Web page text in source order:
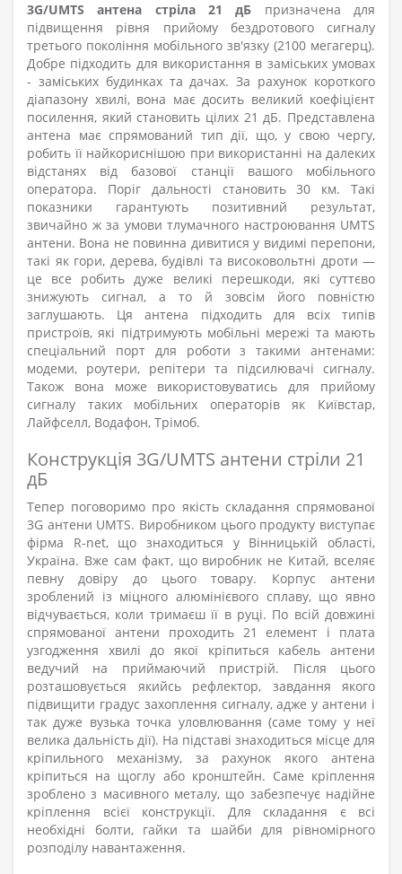
3G/UMTS антена стріла 21 дБ
призначена для
підвищення рівня прийому бездротового сигналу
третього покоління мобільного зв'язку (2100 мегагерц).
Добре підходить для використання в заміських умовах
- заміських будинках та дачах. За рахунок короткого
діапазону хвилі, вона має досить великий коефіцієнт
посилення, який становить цілих 21 дБ. Представлена
антена має спрямований тип дії, що, у свою чергу,
робить її найкориснішою при використанні на далеких
відстанях від базової станції вашого мобільного
оператора. Поріг дальності становить 30 км. Такі
показники гарантують позитивний результат,
звичайно ж за умови тлумачного настроювання UMTS
антени. Вона не повинна дивитися у видимі перепони,
такі як гори, дерева, будівлі та високовольтні дроти —
це все робить дуже великі перешкоди, які суттєво
знижують сигнал, а то й зовсім його повністю
заглушають. Ця антена підходить для всіх типів
пристроїв, які підтримують мобільні мережі та мають
спеціальний порт для роботи з такими антенами:
модеми, роутери, репітери та підсилювачі сигналу.
Також вона може використовуватись для прийому
сигналу таких мобільних операторів як Київстар,
Лайфселл, Водафон, Трімоб.
Конструкція 3G/UMTS антени стріли 21
дБ
Тепер поговоримо про якість складання спрямованої
3G антени UMTS. Виробником цього продукту виступає
фірма R-net, що знаходиться у Вінницькій області,
Україна. Вже сам факт, що виробник не Китай, вселяє
певну довіру до цього товару. Корпус антени
зроблений із міцного алюмінієвого сплаву, що явно
відчувається, коли тримаєш її в руці. По всій довжині
спрямованої антени проходить 21 елемент і плата
узгодження хвилі до якої кріпиться кабель антени
ведучий на приймаючий пристрій. Після цього
розташовується якийсь рефлектор, завдання якого
підвищити градус захоплення сигналу, адже у антени і
так дуже вузька точка уловлювання (саме тому у неї
велика дальність дії). На підставі знаходиться місце для
кріпильного механізму, за рахунок якого антена
кріпиться на щоглу або кронштейн. Саме кріплення
зроблено з масивного металу, що забезпечує надійне
кріплення всієї конструкції. Для складання є всі
необхідні болти, гайки та шайби для рівномірного
розподілу навантаження.